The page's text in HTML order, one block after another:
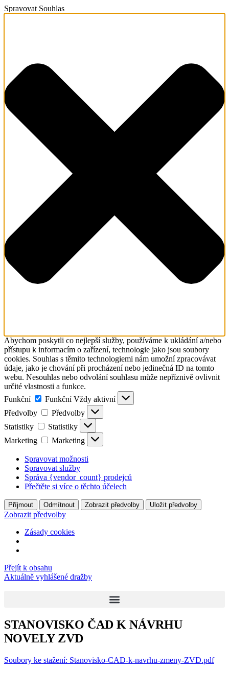
Spravovat Souhlas
Abychom poskytli co nejlepší služby, používáme k ukládání a/nebo
přístupu k informacím o zařízení, technologie jako jsou soubory
cookies. Souhlas s těmito technologiemi nám umožní zpracovávat
údaje, jako je chování při procházení nebo jedinečná ID na tomto
webu. Nesouhlas nebo odvolání souhlasu může nepříznivě ovlivnit
určité vlastnosti a funkce.
Funkční
Funkční Vždy aktivní
Předvolby
Předvolby
Statistiky
Statistiky
Marketing
Marketing
Spravovat možnosti
Spravovat služby
Správa {vendor_count} prodejců
Přečtěte si více o těchto účelech
Příjmout Odmítnout Zobrazit předvolby Uložit předvolby
Zobrazit předvolby
Zásady cookies
Přejít k obsahu
Aktuálně vyhlášené dražby
STANOVISKO ČAD K NÁVRHU
NOVELY ZVD
Soubory ke stažení: Stanovisko-CAD-k-navrhu-zmeny-ZVD.pdf